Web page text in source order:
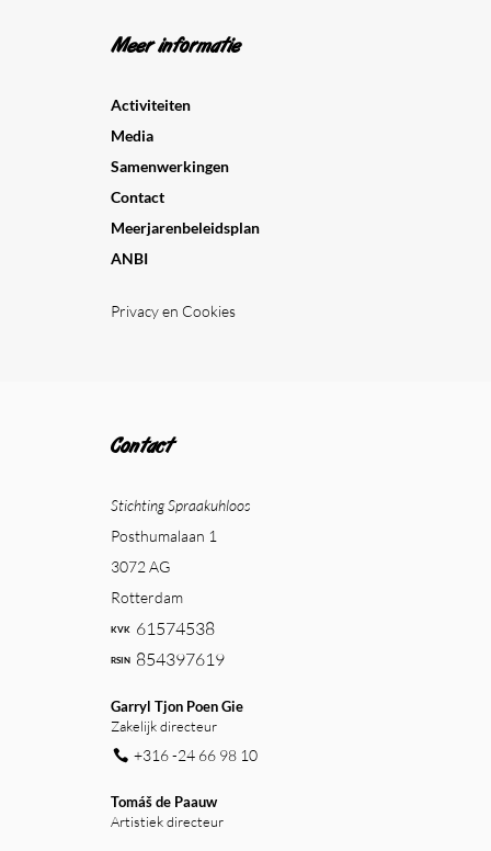
Meer informatie
Activiteiten
Media
Samenwerkingen
Contact
Meerjarenbeleidsplan
ANBI
Privacy en Cookies
Contact
Stichting Spraakuhloos
Posthumalaan 1
3072 AG
Rotterdam
61574538
854397619
Garryl Tjon Poen Gie
Zakelijk directeur
+316 -24 66 98 10
Tomáš de Paauw
Artistiek directeur